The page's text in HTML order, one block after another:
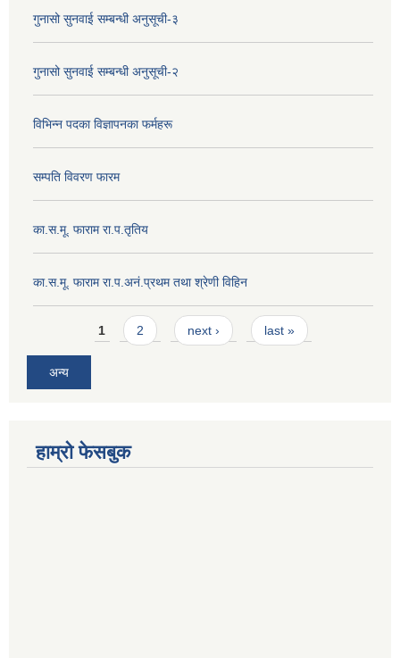
गुनासो सुनवाई सम्बन्धी अनुसूची-३
गुनासो सुनवाई सम्बन्धी अनुसूची-२
विभिन्न पदका विज्ञापनका फर्महरू
सम्पति विवरण फारम
का.स.मू. फाराम रा.प.तृतिय
का.स.मू. फाराम रा.प.अनं.प्रथम तथा श्रेणी विहिन
Pages1 2 next › last »
अन्य
हाम्रो फेसबुक